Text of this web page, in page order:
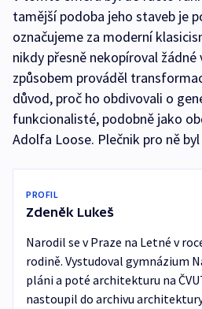
tamější podoba jeho staveb je
označujeme za moderní
nikdy přesně nekopíroval žádné
způsobem prováděl
důvod, proč ho obdivovali o
funkcionalisté, podobně jako
Adolfa Loose. Plečnik pro ně
PROFIL
Zdeněk Lukeš
Narodil se v Praze na Letné v
rodině. Vystudoval gymnázium
pláni a poté architekturu na
nastoupil do archivu